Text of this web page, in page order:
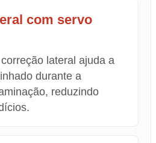
com servo
lateral ajuda a
durante a
reduzindo